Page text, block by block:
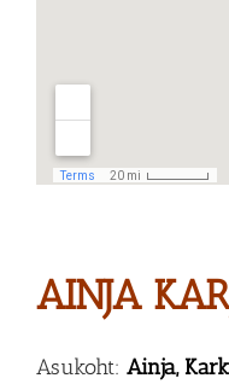
AINJA
Asukoht: Ainja,